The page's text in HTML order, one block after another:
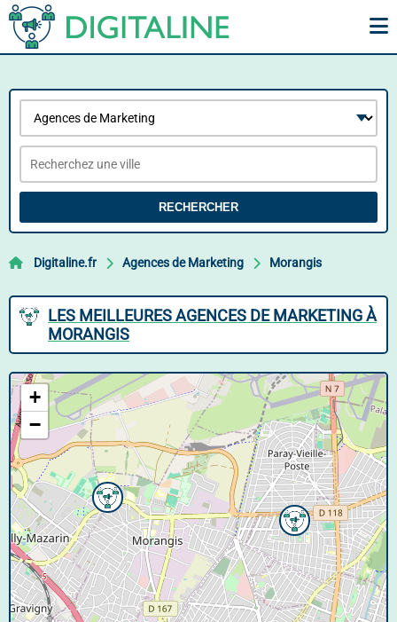
RECHERCHER
Digitaline.fr Agences de Marketing Morangis
LES MEILLEURES AGENCES DE MARKETING À
MORANGIS
+
−